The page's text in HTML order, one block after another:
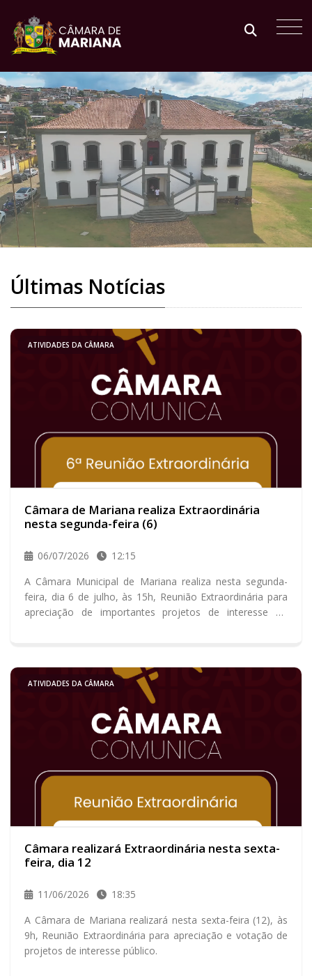
Últimas Notícias
ATIVIDADES DA CÂMARA
Câmara de Mariana realiza Extraordinária
nesta segunda-feira (6)
06/07/2026
12:15
A Câmara Municipal de Mariana realiza nesta segunda-
feira, dia 6 de julho, às 15h, Reunião Extraordinária para
apreciação de importantes projetos de interesse do
ATIVIDADES DA CÂMARA
Câmara realizará Extraordinária nesta sexta-
feira, dia 12
11/06/2026
18:35
A Câmara de Mariana realizará nesta sexta-feira (12), às
9h, Reunião Extraordinária para apreciação e votação de
projetos de interesse público.